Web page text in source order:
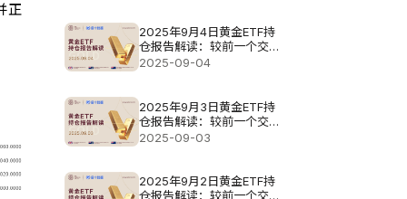
正
2025年9月4日黄金ETF持
仓报告解读：较前一个交
易日减少6.3吨
2025-09-04
2025年9月3日黄金ETF持
仓报告解读：较前一个交
易日大幅增加12.88吨
2025-09-03
2025年9月2日黄金ETF持
仓报告解读：较前一个交